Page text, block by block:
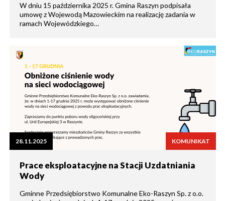
W dniu 15 października 2025 r. Gmina Raszyn podpisała
umowę z Wojewodą Mazowieckim na realizację zadania w
ramach Wojewódzkiego…
28.11.2025 KOMUNIKAT
Prace eksploatacyjne na Stacji Uzdatniania
Wody
Gminne Przedsiębiorstwo Komunalne Eko-Raszyn Sp. z o.o.